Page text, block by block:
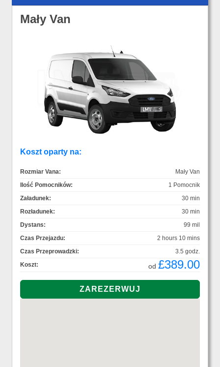
Mały Van
Koszt oparty na:
Rozmiar Vana:
Mały Van
Ilość Pomocników:
1 Pomocnik
Załadunek:
30 min
Rozładunek:
30 min
Dystans:
99 mil
Czas Przejazdu:
2 hours 10 mins
Czas Przeprowadzki:
3.5 godz.
Koszt:
od £389.00